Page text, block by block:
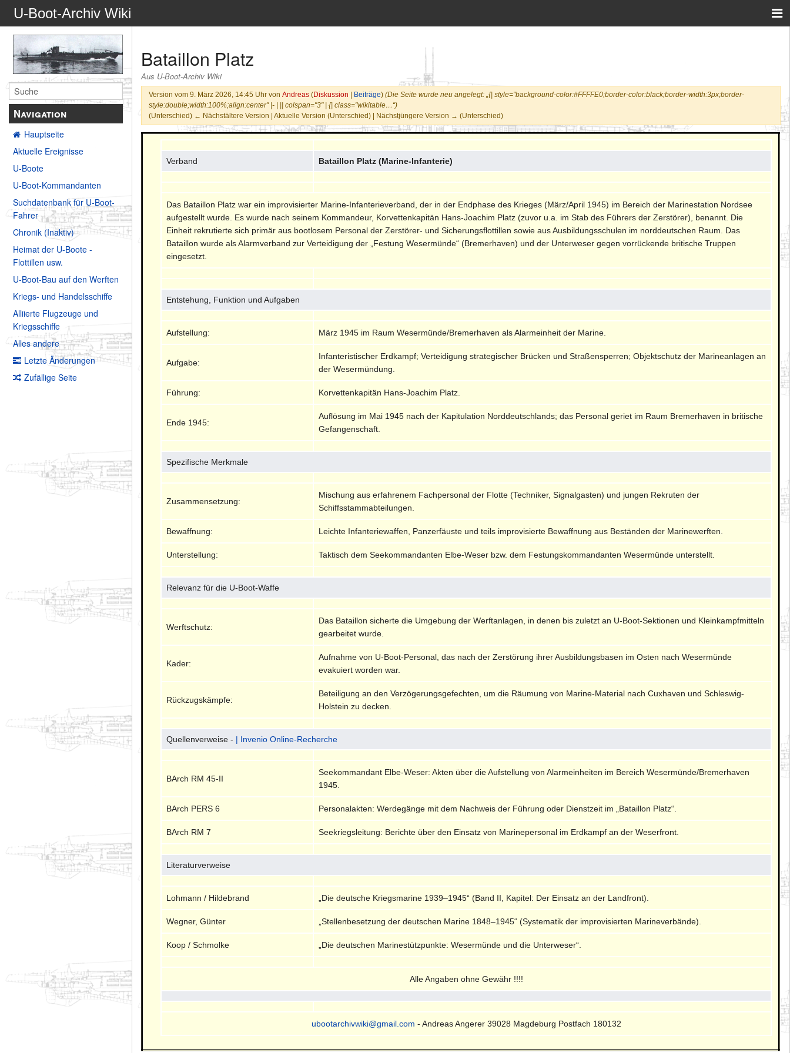
U-Boot-Archiv Wiki
Navigation
Hauptseite
Aktuelle Ereignisse
U-Boote
U-Boot-Kommandanten
Suchdatenbank für U-Boot-
Fahrer
Chronik (Inaktiv)
Heimat der U-Boote -
Flottillen usw.
U-Boot-Bau auf den Werften
Kriegs- und Handelsschiffe
Alliierte Flugzeuge und
Kriegsschiffe
Alles andere
Letzte Änderungen
Zufällige Seite
Bataillon Platz
Aus U-Boot-Archiv Wiki
Version vom 9. März 2026, 14:45 Uhr von Andreas (Diskussion Beiträge) (Die Seite wurde neu angelegt: „{| style="background-color:#FFFFE0;border-color:black;border-width:3px;border-
style:double;width:100%;align:center" |- | || colspan="3" | {| class="wikitable…“)
(Unterschied) ← Nächstältere Version | Aktuelle Version (Unterschied) | Nächstjüngere Version → (Unterschied)
Verband Bataillon Platz (Marine-Infanterie)
Das Bataillon Platz war ein improvisierter Marine-Infanterieverband, der in der Endphase des Krieges (März/April 1945) im Bereich der Marinestation Nordsee
aufgestellt wurde. Es wurde nach seinem Kommandeur, Korvettenkapitän Hans-Joachim Platz (zuvor u.a. im Stab des Führers der Zerstörer), benannt. Die
Einheit rekrutierte sich primär aus bootlosem Personal der Zerstörer- und Sicherungsflottillen sowie aus Ausbildungsschulen im norddeutschen Raum. Das
Bataillon wurde als Alarmverband zur Verteidigung der „Festung Wesermünde“ (Bremerhaven) und der Unterweser gegen vorrückende britische Truppen
eingesetzt.
Entstehung, Funktion und Aufgaben
Aufstellung: März 1945 im Raum Wesermünde/Bremerhaven als Alarmeinheit der Marine.
Aufgabe:
Infanteristischer Erdkampf; Verteidigung strategischer Brücken und Straßensperren; Objektschutz der Marineanlagen an
der Wesermündung.
Führung: Korvettenkapitän Hans-Joachim Platz.
Ende 1945:
Auflösung im Mai 1945 nach der Kapitulation Norddeutschlands; das Personal geriet im Raum Bremerhaven in britische
Gefangenschaft.
Spezifische Merkmale
Zusammensetzung:
Mischung aus erfahrenem Fachpersonal der Flotte (Techniker, Signalgasten) und jungen Rekruten der
Schiffsstammabteilungen.
Bewaffnung: Leichte Infanteriewaffen, Panzerfäuste und teils improvisierte Bewaffnung aus Beständen der Marinewerften.
Unterstellung: Taktisch dem Seekommandanten Elbe-Weser bzw. dem Festungskommandanten Wesermünde unterstellt.
Relevanz für die U-Boot-Waffe
Werftschutz:
Das Bataillon sicherte die Umgebung der Werftanlagen, in denen bis zuletzt an U-Boot-Sektionen und Kleinkampfmitteln
gearbeitet wurde.
Kader:
Aufnahme von U-Boot-Personal, das nach der Zerstörung ihrer Ausbildungsbasen im Osten nach Wesermünde
evakuiert worden war.
Rückzugskämpfe:
Beteiligung an den Verzögerungsgefechten, um die Räumung von Marine-Material nach Cuxhaven und Schleswig-
Holstein zu decken.
Quellenverweise - | Invenio Online-Recherche
BArch RM 45-II
Seekommandant Elbe-Weser: Akten über die Aufstellung von Alarmeinheiten im Bereich Wesermünde/Bremerhaven
1945.
BArch PERS 6 Personalakten: Werdegänge mit dem Nachweis der Führung oder Dienstzeit im „Bataillon Platz“.
BArch RM 7 Seekriegsleitung: Berichte über den Einsatz von Marinepersonal im Erdkampf an der Weserfront.
Literaturverweise
Lohmann / Hildebrand „Die deutsche Kriegsmarine 1939–1945“ (Band II, Kapitel: Der Einsatz an der Landfront).
Wegner, Günter „Stellenbesetzung der deutschen Marine 1848–1945“ (Systematik der improvisierten Marineverbände).
Koop / Schmolke „Die deutschen Marinestützpunkte: Wesermünde und die Unterweser“.
Alle Angaben ohne Gewähr !!!!
ubootarchivwiki@gmail.com - Andreas Angerer 39028 Magdeburg Postfach 180132